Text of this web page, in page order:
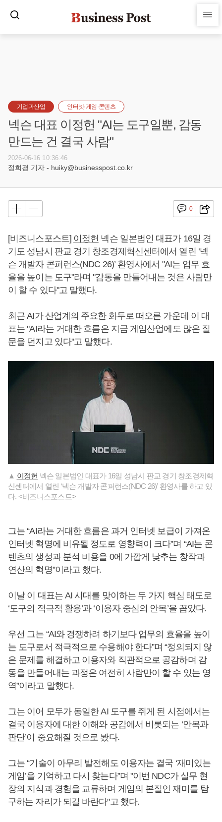
기업과산업 인터넷·게임·콘텐츠
넥슨 대표 이정헌 "AI는 도구일뿐, 감동
만드는 건 결국 사람"
2026-06-16 10:36:46
정희경 기자 - huiky@businesspost.co.kr
0
[비즈니스포스트] 이정헌 넥슨 일본법인 대표가 16일 경
기도 성남시 판교 경기 창조경제혁신센터에서 열린 ‘넥
슨 개발자 콘퍼런스(NDC 26)’ 환영사에서 "AI는 업무 효
율을 높이는 도구"라며 "감동을 만들어내는 것은 사람만
이 할 수 있다"고 말했다.
최근 AI가 산업계의 주요한 화두로 떠오른 가운데 이 대
표는 "AI라는 거대한 흐름은 지금 게임산업에도 많은 질
문을 던지고 있다"고 말했다.
▲ 이정헌 넥슨 일본법인 대표가 16일 성남시 판교 경기 창조경제혁
신센터에서 열린 ‘넥슨 개발자 콘퍼런스(NDC 26)’ 환영사를 하고 있
다. <비즈니스포스트>
그는 “AI라는 거대한 흐름은 과거 인터넷 보급이 가져온
인터넷 혁명에 비유될 정도로 영향력이 크다”며 “AI는 콘
텐츠의 생성과 분석 비용을 0에 가깝게 낮추는 창작과
연산의 혁명”이라고 했다.
이날 이 대표는 AI 시대를 맞이하는 두 가지 핵심 태도로
‘도구의 적극적 활용’과 ‘이용자 중심의 안목’을 꼽았다.
우선 그는 “AI와 경쟁하려 하기보다 업무의 효율을 높이
는 도구로서 적극적으로 수용해야 한다”며 “정의되지 않
은 문제를 해결하고 이용자와 직관적으로 공감하며 감
동을 만들어내는 과정은 여전히 사람만이 할 수 있는 영
역”이라고 말했다.
그는 이어 모두가 동일한 AI 도구를 쥐게 된 시점에서는
결국 이용자에 대한 이해와 공감에서 비롯되는 ‘안목과
판단’이 중요해질 것으로 봤다.
그는 “기술이 아무리 발전해도 이용자는 결국 ‘재미있는
게임’을 기억하고 다시 찾는다”며 "이번 NDC가 실무 현
장의 지식과 경험을 교류하며 게임의 본질인 재미를 탐
구하는 자리가 되길 바란다"고 했다.